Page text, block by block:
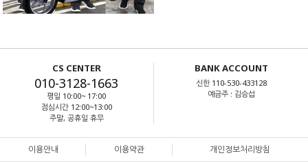
CS CENTER
010-3128-1663
평일 10:00~ 17:00
점심시간 12:00~13:00
주말, 공휴일 휴무
BANK ACCOUNT
신한 110-530-433128
예금주 : 김승섭
이용안내 이용약관 개인정보처리방침